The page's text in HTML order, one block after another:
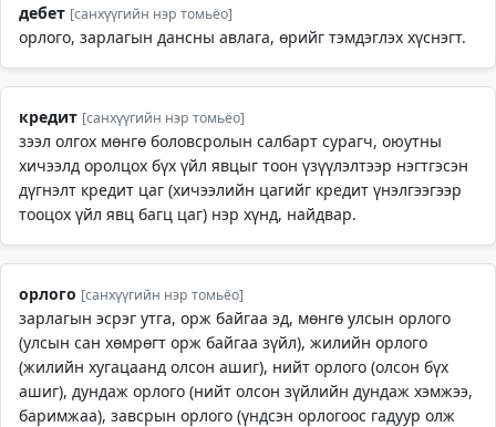
дебет [санхүүгийн нэр томьёо]
орлого, зарлагын дансны авлага, өрийг тэмдэглэх хүснэгт.
кредит [санхүүгийн нэр томьёо]
зээл олгох мөнгө боловсролын салбарт сурагч, оюутны
хичээлд оролцох бүх үйл явцыг тоон үзүүлэлтээр нэгтгэсэн
дүгнэлт кредит цаг (хичээлийн цагийг кредит үнэлгээгээр
тооцох үйл явц багц цаг) нэр хүнд, найдвар.
орлого [санхүүгийн нэр томьёо]
зарлагын эсрэг утга, орж байгаа эд, мөнгө улсын орлого
(улсын сан хөмрөгт орж байгаа зүйл), жилийн орлого
(жилийн хугацаанд олсон ашиг), нийт орлого (олсон бүх
ашиг), дундаж орлого (нийт олсон зүйлийн дундаж хэмжээ,
баримжаа), завсрын орлого (үндсэн орлогоос гадуур олж